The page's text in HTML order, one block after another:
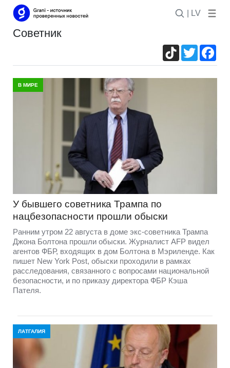
| LV
советник
TikTokTwitter
В МИРЕ
У бывшего советника Трампа по
нацбезопасности прошли обыски
Ранним утром 22 августа в доме экс-советника Трампа
Джона Болтона прошли обыски. Журналист AFP видел
агентов ФБР, входящих в дом Болтона в Мэриленде. Как
пишет New York Post, обыски проходили в рамках
расследования, связанного с вопросами национальной
безопасности, и по приказу директора ФБР Кэша
Пателя.
ЛАТГАЛИЯ